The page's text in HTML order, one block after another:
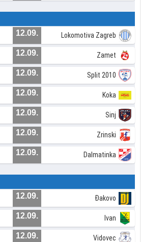
12.09. Lokomotiva Zagreb
12.09. Zamet
12.09. Split 2010
12.09. Koka
12.09. Sinj
12.09. Zrinski
12.09. Dalmatinka
12.09. Đakovo
12.09. Ivan
12.09. Vidovec